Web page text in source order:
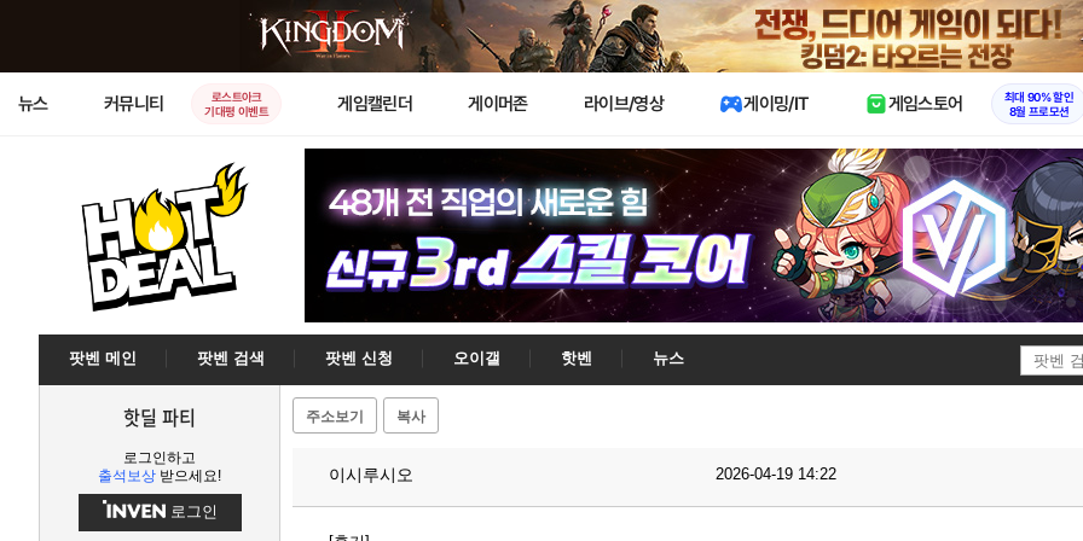
X
뉴스 커뮤니티
로스트아크
기대평 이벤트
게임캘린더 게이머존 라이브/영상 게이밍/IT 게임스토어
최대 90% 할인
8월 프로모션
팟벤 메인 팟벤 검색 팟벤 신청 오이갤 핫벤 뉴스
핫딜 파티
로그인하고
출석보상 받으세요!
로그인
주소보기 복사
이시루시오 2026-04-19 14:22